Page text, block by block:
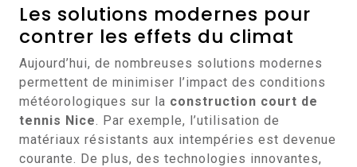
Les solutions modernes pour
contrer les effets du climat
Aujourd’hui, de nombreuses solutions modernes
permettent de minimiser l’impact des conditions
météorologiques sur la construction court de
tennis Nice. Par exemple, l’utilisation de
matériaux résistants aux intempéries est devenue
courante. De plus, des technologies innovantes,